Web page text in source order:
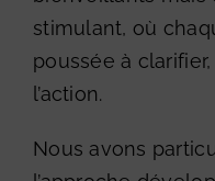
stimulant, où
poussée à
l’action.
Nous avons